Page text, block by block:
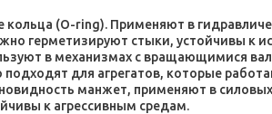
кольца (O-ring). Применяют в
герметизируют стыки, устойчивы к
в механизмах с вращающимися
для агрегатов, которые
манжет, применяют в силовых
к агрессивным средам.